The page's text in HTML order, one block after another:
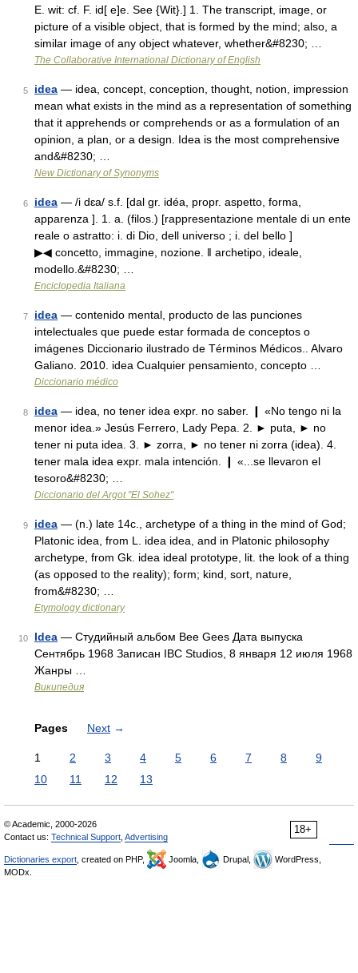
E. wit: cf. F. id[ e]e. See {Wit}.] 1. The transcript, image, or
picture of a visible object, that is formed by the mind; also, a
similar image of any object whatever, whether&#8230; …
The Collaborative International Dictionary of English
5 idea — idea, concept, conception, thought, notion, impression
mean what exists in the mind as a representation of something
that it apprehends or comprehends or as a formulation of an
opinion, a plan, or a design. Idea is the most comprehensive
and&#8230; …
New Dictionary of Synonyms
6 idea — /i dɛa/ s.f. [dal gr. idéa, propr. aspetto, forma,
apparenza ]. 1. a. (filos.) [rappresentazione mentale di un ente
reale o astratto: i. di Dio, dell universo ; i. del bello ]
▶◀ concetto, immagine, nozione. ‖ archetipo, ideale,
modello.&#8230; …
Enciclopedia Italiana
7 idea — contenido mental, producto de las punciones
intelectuales que puede estar formada de conceptos o
imágenes Diccionario ilustrado de Términos Médicos.. Alvaro
Galiano. 2010. idea Cualquier pensamiento, concepto …
Diccionario médico
8 idea — idea, no tener idea expr. no saber. ❙ «No tengo ni la
menor idea.» Jesús Ferrero, Lady Pepa. 2. ► puta, ► no
tener ni puta idea. 3. ► zorra, ► no tener ni zorra (idea). 4.
tener mala idea expr. mala intención. ❙ «...se llevaron el
tesoro&#8230; …
Diccionario del Argot "El Sohez"
9 idea — (n.) late 14c., archetype of a thing in the mind of God;
Platonic idea, from L. idea idea, and in Platonic philosophy
archetype, from Gk. idea ideal prototype, lit. the look of a thing
(as opposed to the reality); form; kind, sort, nature,
from&#8230; …
Etymology dictionary
10 Idea — Студийный альбом Bee Gees Дата выпуска
Сентябрь 1968 Записан IBC Studios, 8 января 12 июля 1968
Жанры …
Википедия
Pages Next →
1 2 3 4 5 6 7 8
9
10
11 12 13
18+
© Academic, 2000-2026
Contact us: Technical Support Advertising
Dictionaries export , created on PHP, Joomla, Drupal,
WordPress,
MODx.